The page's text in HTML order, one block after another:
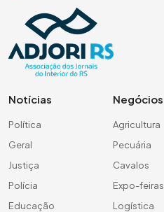
Notícias
Política
Geral
Justiça
Polícia
Educação
Negócios
Agricultura
Pecuária
Cavalos
Expo-feiras
Logística